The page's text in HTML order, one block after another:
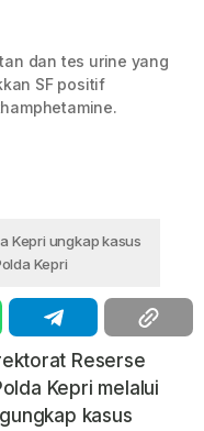
dan tes urine yang
SF positif
Kepri ungkap kasus
Kepri
Reserse
Kepri melalui
kasus